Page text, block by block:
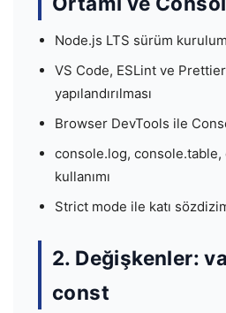
Node.js LTS sürüm
VS Code, ESLint ve
yapılandırılması
Browser DevTools ile
console.log,
kullanımı
Strict mode ile katı
2. Değişkenler:
const